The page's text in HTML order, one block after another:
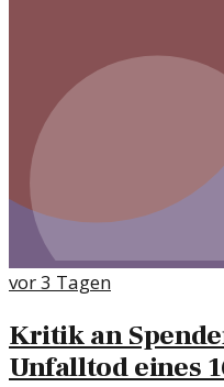
vor 3 Tagen
Kritik an
Unfalltod eines